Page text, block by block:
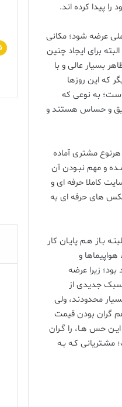
را پیدا کرده اند.
عرضه شود؛ مکانی
برای ایجاد چنین
بسیار عالی و با
که این روزها
به نوعی که
و حساس هستند و
هرنوع مشتری آماده
و مهم نبـودن آن
کاملا حرفه ای و
عکس های حرفه ای به
بـاز هـم پایـان کار
و
زیرا عرضه
سبک جدیدی از
محدودند، ولی
گران بودن قیمت
حس هـا، را گـران
مشـتریانی کـه بـه